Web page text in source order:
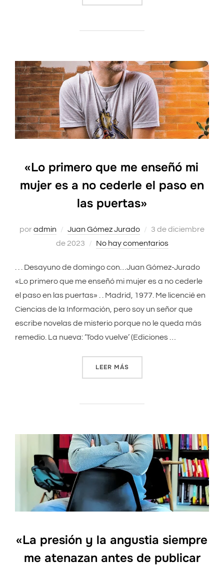
«Lo primero que me enseñó mi
mujer es a no cederle el paso en
las puertas»
poradmin Juan Gómez Jurado
Publicado
el
3 de diciembre
de 2023
No hay comentarios
. . . Desayuno de domingo con…Juan Gómez-Jurado
«Lo primero que me enseñó mi mujer es a no cederle
el paso en las puertas» . . Madrid, 1977. Me licencié en
Ciencias de la Información, pero soy un señor que
escribe novelas de misterio porque no le queda más
remedio. La nueva: ‘Todo vuelve’ (Ediciones …
LEER MÁS
«La presión y la angustia siempre
me atenazan antes de publicar